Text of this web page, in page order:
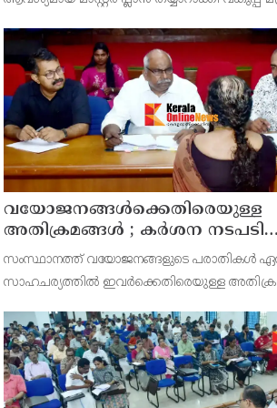
അറിയിച്ചു. ഡിപ്പോയ്ക്ക് നാല് ഏക്കറിൽ
സ്ഥലമുണ്ട്
വയോജനങ്ങൾക്കെതിരെയുള്ള
അതിക്രമങ്ങൾ ; കർശന നടപടി
സ്വീകരിക്കുമെന്ന് കമ്മീഷൻ
സംസ്ഥാനത്ത് വയോജനങ്ങളുടെ പരാതികൾ
സാഹചര്യത്തിൽ ഇവർക്കെതിരെയുള്ള
ചെയർമാൻ അഡ്വ. കെ. സോമപ്രസാദ്.